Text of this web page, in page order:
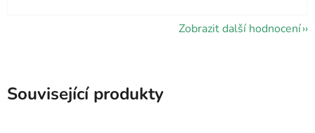
Zobrazit další hodnocení
Související produkty